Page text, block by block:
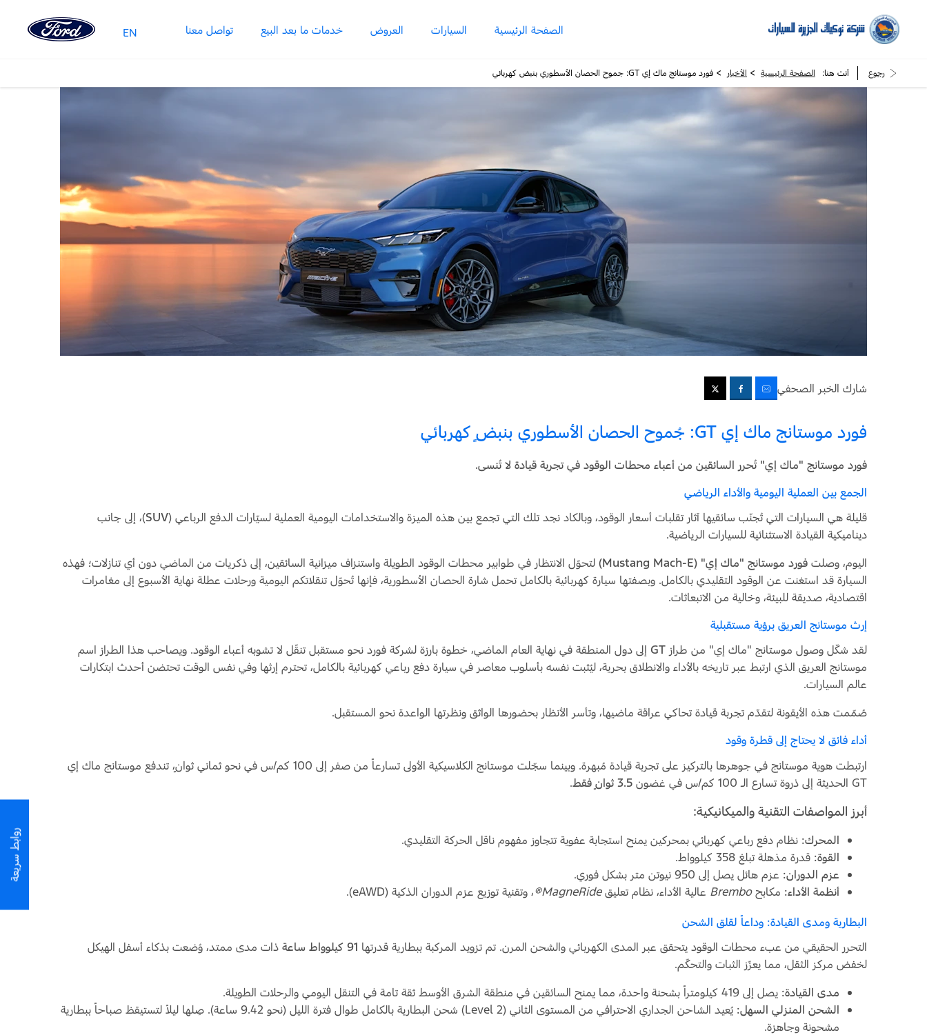
روابط سريعة
الصفحة الرئيسية السيارات العروض خدمات ما بعد البيع تواصل معنا EN
رجوع أنت هنا: الصفحة الرئيسية > الأخبار > فورد موستانج ماك إي GT: جموح الحصان الأسطوري بنبض كهربائي
شارك الخبر الصحفي
فورد موستانج ماك إي GT: جُموح الحصان الأسطوري بنبضٍ كهربائي
فورد موستانج "ماك إي" تُحرر السائقين من أعباء محطات الوقود في تجربة قيادة لا تُنسى.
الجمع بين العملية اليومية والأداء الرياضي
قليلة هي السيارات التي تُجنّب سائقيها آثار تقلبات أسعار الوقود، وبالكاد نجد تلك التي تجمع بين هذه الميزة والاستخدامات اليومية العملية لسيّارات الدفع الرباعي (SUV)، إلى جانب
ديناميكية القيادة الاستثنائية للسيارات الرياضية.
اليوم، وصلت فورد موستانج "ماك إي" (Mustang Mach-E)
لتحوّل الانتظار في طوابير محطات الوقود الطويلة واستنزاف ميزانية السائقين، إلى ذكريات من الماضي دون أي تنازلات؛ فهذه
السيارة قد استغنت عن الوقود التقليدي بالكامل. وبصفتها سيارة كهربائية بالكامل تحمل شارة الحصان الأسطورية، فإنها تُحوّل تنقلاتكم اليومية ورحلات عطلة نهاية الأسبوع إلى مغامرات
اقتصادية، صديقة للبيئة، وخالية من الانبعاثات.
إرث موستانج العريق برؤية مستقبلية
لقد شكّل وصول موستانج "ماك إي" من طراز GT إلى دول المنطقة في نهاية العام الماضي، خطوة بارزة لشركة فورد نحو مستقبل تنقّل لا تشوبه أعباء الوقود. ويصاحب هذا الطراز اسم
موستانج العريق الذي ارتبط عبر تاريخه بالأداء والانطلاق بحرية، ليُثبت نفسه بأسلوب معاصر في سيارة دفع رباعي كهربائية بالكامل، تحترم إرثها وفي نفس الوقت تحتضن أحدث ابتكارات
عالم السيارات.
صُمّمت هذه الأيقونة لتقدّم تجربة قيادة تحاكي عراقة ماضيها، وتأسر الأنظار بحضورها الواثق ونظرتها الواعدة نحو المستقبل.
أداء فائق لا يحتاج إلى قطرة وقود
ارتبطت هوية موستانج في جوهرها بالتركيز على تجربة قيادة مُبهرة. وبينما سجّلت موستانج الكلاسيكية الأولى تسارعاً من صفر إلى 100 كم/س في نحو ثماني ثوانٍ، تندفع موستانج ماك إي
GT الحديثة إلى ذروة تسارع الـ 100 كم/س في غضون
3.5 ثوانٍ فقط .
أبرز المواصفات التقنية والميكانيكية:
المحرك: نظام دفع رباعي كهربائي بمحركين يمنح استجابة عفوية تتجاوز مفهوم ناقل الحركة التقليدي.
القوة: قدرة مذهلة تبلغ 358 كيلوواط.
عزم الدوران: عزم هائل يصل إلى 950 نيوتن متر بشكل فوري.
أنظمة الأداء: مكابحBrembo عالية الأداء، نظام تعليقMagneRide® ، وتقنية توزيع عزم الدوران الذكية (eAWD).
البطارية ومدى القيادة: وداعاً لقلق الشحن
التحرر الحقيقي من عبء محطات الوقود يتحقق عبر المدى الكهربائي والشحن المرن. تم تزويد المركبة ببطارية قدرتها 91 كيلوواط ساعة
ذات مدى ممتد، وُضعت بذكاء أسفل الهيكل
لخفض مركز الثقل، مما يعزّز الثبات والتحكّم.
مدى القيادة: يصل إلى 419 كيلومتراً بشحنة واحدة، مما يمنح السائقين في منطقة الشرق الأوسط ثقة تامة في التنقل اليومي والرحلات الطويلة.
الشحن المنزلي السهل:
يُعيد الشاحن الجداري الاحترافي من المستوى الثاني (Level 2) شحن البطارية بالكامل طوال فترة الليل (نحو 9.42 ساعة). صِلها ليلاً لتستيقظ صباحاً ببطارية
مشحونة وجاهزة.